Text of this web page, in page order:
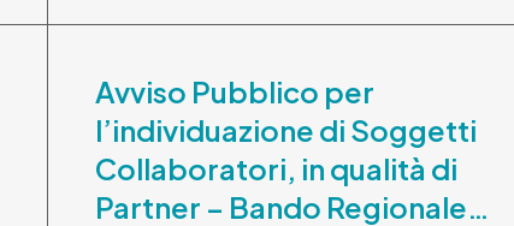
Avviso Pubblico per
l’individuazione di Soggetti
Collaboratori, in qualità di
Partner – Bando Regionale